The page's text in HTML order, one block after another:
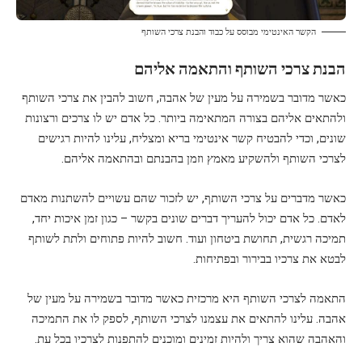
הקשר האינטימי מבוסס על כבוד והבנת צרכי השותף
הבנת צרכי השותף והתאמה אליהם
כאשר מדובר בשמירה על מעין של אהבה, חשוב להבין את צרכי השותף
ולהתאים אליהם בצורה המתאימה ביותר. כל אדם יש לו צרכים ורצונות
שונים, וכדי להבטיח קשר אינטימי בריא ומצליח, עלינו להיות רגישים
לצרכי השותף ולהשקיע מאמץ וזמן בהבנתם ובהתאמה אליהם.
כאשר מדברים על צרכי השותף, יש לזכור שהם עשויים להשתנות מאדם
לאדם. כל אדם יכול להעריך דברים שונים בקשר – כגון זמן איכות יחד,
תמיכה רגשית, תחושת ביטחון ועוד. חשוב להיות פתוחים ולתת לשותף
לבטא את צרכיו בבירור ובפתיחות.
התאמה לצרכי השותף היא מרכזית כאשר מדובר בשמירה על מעין של
אהבה. עלינו להתאים את עצמנו לצרכי השותף, לספק לו את התמיכה
והאהבה שהוא צריך ולהיות זמינים ומוכנים להתפנות לצרכיו בכל עת.